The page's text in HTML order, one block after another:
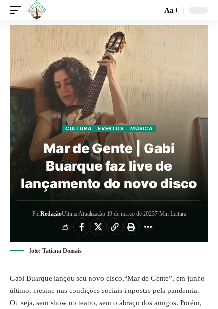
Aa
CULTURA EVENTOS MÚSICA
Mar de Gente | Gabi
Buarque faz live de
lançamento do novo disco
PorRedaçãoÚltima Atualização 19 de março de 20237 Min Leitura
foto: Tatiana Domais
Gabi Buarque lançou seu novo disco,“Mar de Gente”, em junho
último, mesmo nas condições sociais impostas pela pandemia.
Ou seja, sem show no teatro, sem o abraço dos amigos. Porém,